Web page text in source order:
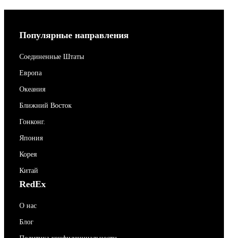
Популярные направления
Соединенные Штаты
Европа
Океания
Ближний Восток
Гонконг.
Япония
Корея
Китай
RedEx
О нас
Блог